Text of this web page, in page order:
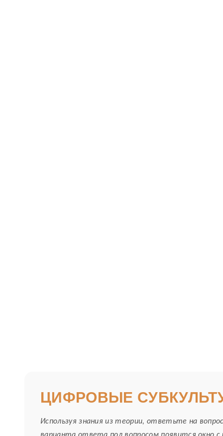
ЦИФРОВЫЕ
Используя знания из теории, ответьте на